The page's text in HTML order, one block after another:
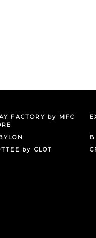
FACTORY by MFC
by CLOT